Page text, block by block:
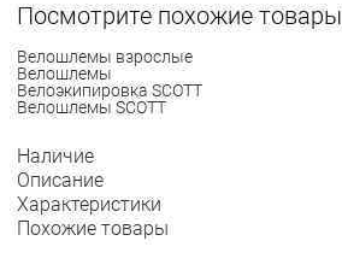
Посмотрите похожие товары
Велошлемы взрослые
Велошлемы
Велоэкипировка SCOTT
Велошлемы SCOTT
Наличие
Описание
Характеристики
Похожие товары